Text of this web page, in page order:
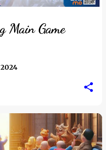
Main Game